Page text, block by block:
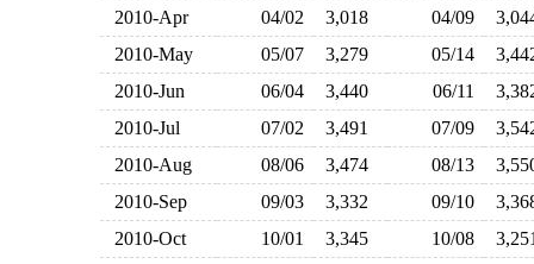
2010-Apr
04/02 3,018 04/09
2010-May
05/07 3,279 05/14
2010-Jun
06/04 3,440 06/11
2010-Jul
07/02 3,491 07/09
2010-Aug
08/06 3,474 08/13
2010-Sep
09/03 3,332 09/10
2010-Oct
10/01 3,345 10/08